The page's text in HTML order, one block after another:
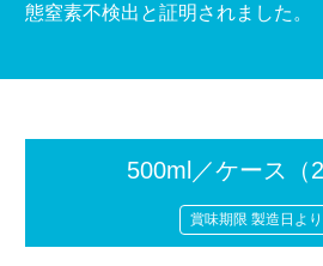
態窒素不検出と証明されました。
500ml／ケース
賞味期限 製造日よ